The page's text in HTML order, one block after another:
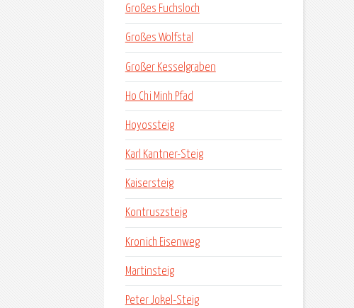
Großes Fuchsloch
Großes Wolfstal
Großer Kesselgraben
Ho Chi Minh Pfad
Hoyossteig
Karl Kantner-Steig
Kaisersteig
Kontruszsteig
Kronich Eisenweg
Martinsteig
Peter Jokel-Steig